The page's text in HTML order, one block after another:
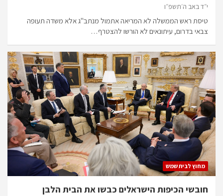
י״ד באב ה׳תשפ״ו
טיסת ראש הממשלה לא המריאה אתמול מנתב"ג אלא משדה תעופה
צבאי בדרום, עיתונאים לא הורשו להצטרף…
מחוץ לבית שמש
חובשי הכיפות הישראלים כבשו את הבית הלבן